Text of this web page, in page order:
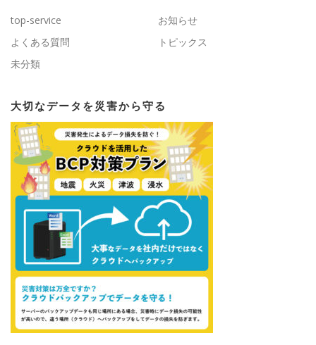
top-service
お知らせ
よくある質問
トピックス
未分類
大切なデータを災害から守る